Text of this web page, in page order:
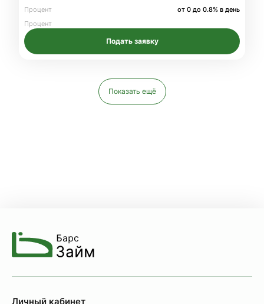
Процент
от 0 до 0.8% в день
Процент
Подать заявку
Показать ещё
Личный кабинет